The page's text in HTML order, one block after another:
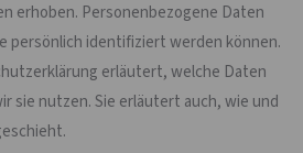
erhoben. Personenbezogene Daten
persönlich identifiziert werden können.
erläutert, welche Daten
sie nutzen. Sie erläutert auch, wie und